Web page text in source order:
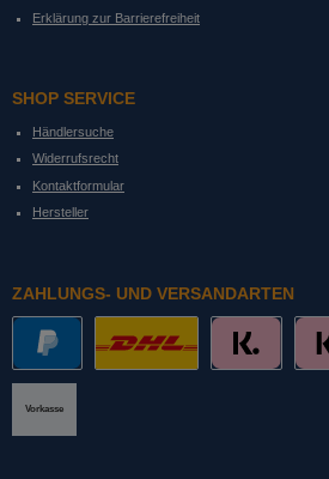
Erklärung zur Barrierefreiheit
SHOP SERVICE
Händlersuche
Widerrufsrecht
Kontaktformular
Hersteller
ZAHLUNGS- UND VERSANDARTEN
Vorkasse